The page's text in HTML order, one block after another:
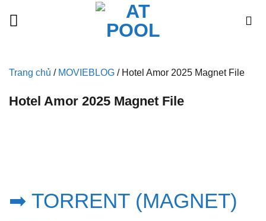
Trang chủ / MOVIEBLOG / Hotel Amor 2025 Magnet File
Hotel Amor 2025 Magnet File
➡ TORRENT (MAGNET)